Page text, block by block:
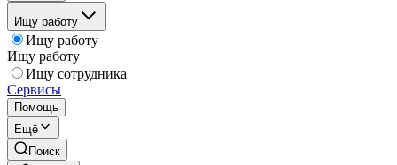
Ищу работу
Ищу работу
Ищу работу
Ищу сотрудника
Сервисы
Помощь
Ещё
Поиск